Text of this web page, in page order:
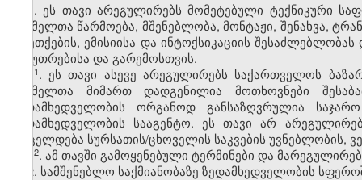
1. ეს თავი არეგულირებს მომეტებული ტექნიკური
რომელთა წარმოება, მშენებლობა, მონტაჟი, შენახვა,
აფეთქების, ემისიისა და ინტოქსიკაციის
საკუთრებისა და გარემოსთვის.
​1. ეს თავი ასევე არეგულირებს საქართველოს
რომელთა მიმართ დადგენილია მოთხოვნები
ზედამხედველობის ორგანოდ განსაზღვრულია
ზედამხედველობის სააგენტო. ეს თავი არ
ვრცელდება სურსათის/ცხოველის საკვების უვნებლობის,
​2. ამ თავში გამოყენებული ტერმინები და
2. სამშენებლო საქმიანობაზე ზედამხედველობის